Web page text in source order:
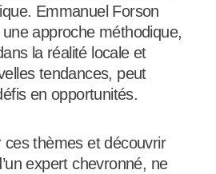
Emmanuel Forson
approche méthodique,
la réalité locale et
tendances, peut
en opportunités.
ces thèmes et découvrir
expert chevronné, ne